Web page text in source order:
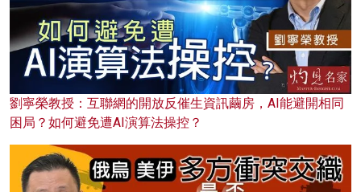
劉寧榮教授：互聯網的開放反催生資訊繭房，AI能避開相同
困局？如何避免遭AI演算法操控？